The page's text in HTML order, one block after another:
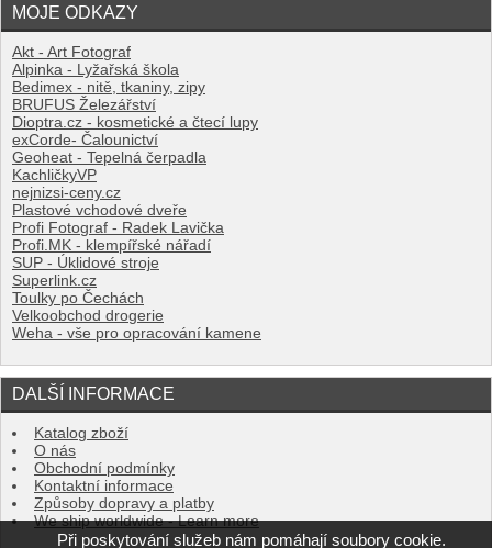
MOJE ODKAZY
Akt - Art Fotograf
Alpinka - Lyžařská škola
Bedimex - nitě, tkaniny, zipy
BRUFUS Železářství
Dioptra.cz - kosmetické a čtecí lupy
exCorde- Čalounictví
Geoheat - Tepelná čerpadla
KachličkyVP
nejnizsi-ceny.cz
Plastové vchodové dveře
Profi Fotograf - Radek Lavička
Profi.MK - klempířské nářadí
SUP - Úklidové stroje
Superlink.cz
Toulky po Čechách
Velkoobchod drogerie
Weha - vše pro opracování kamene
DALŠÍ INFORMACE
Katalog zboží
O nás
Obchodní podmínky
Kontaktní informace
Způsoby dopravy a platby
We ship worldwide - Learn more
Při poskytování služeb nám pomáhají soubory cookie.